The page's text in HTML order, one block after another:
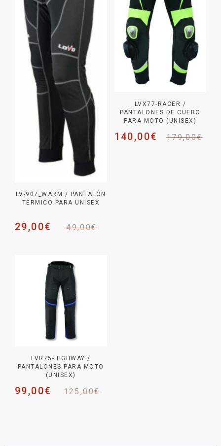
LV-907_WARM / PANTALÓN
TÉRMICO PARA UNISEX
49,00€
29,00€
LVX77-RACER /
PANTALONES DE CUERO
PARA MOTO (UNISEX)
179,00€
140,00€
LVR75-HIGHWAY /
PANTALONES PARA MOTO
(UNISEX)
125,00€
99,00€